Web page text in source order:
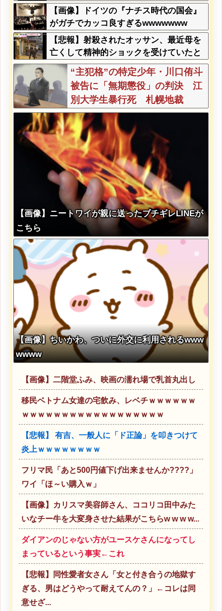
の？」←コレは同意せざるおえないと話
題に
【画像】ドイツの『ナチス時代の国会』
がガチでカッコ良すぎるwwwwwww
【悲報】射殺されたオッサン、最近母を
亡くして精神的ショックを受けていたと
判明・・・
“主犯格”の特定少年・川口侑斗
被告に「無期懲役」の判決 江
別大学生暴行死 札幌地裁
【画像】ニートワイが親に送ったブチギレLINEが
こちら
【画像】ちいかわ、ついに外交に利用されるwww
wwww
【画像】二階堂ふみ、映画の濡れ場で乳首丸出し
移民ベトナム女達の宅飲み、レベチｗｗｗｗｗｗ
ｗｗｗｗｗｗｗｗｗｗｗｗｗｗｗｗｗｗ
【悲報】 有吉、一般人に「ド正論」を叩きつけて
炎上ｗｗｗｗｗｗｗｗ
フリマ民「あと500円値下げ出来ませんか????」
ワイ「ほ～い購入ｗ」
【画像】カリスマ美容師さん、ココリコ田中みた
いなチー牛を大変身させた結果がこちらw w w w...
ダイアンのじゃない方がユースケさんになってし
まっているという事実←これ
【悲報】同性愛者女さん「女と付き合うの地獄す
ぎる、男はどうやって耐えてんの？」←コレは同
意せざ...